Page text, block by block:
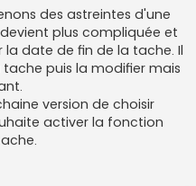
des astreintes d'une
plus compliquée et
la date de fin de la tache. Il
puis la modifier mais
version de choisir
activer la fonction